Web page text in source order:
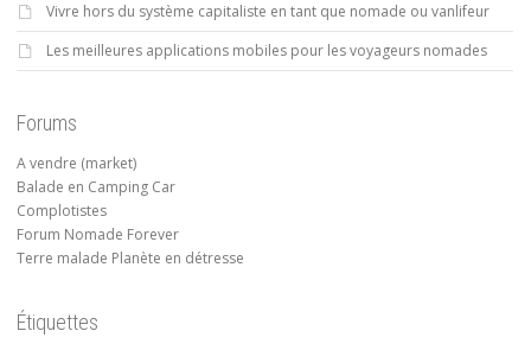
Vivre hors du système capitaliste en tant que nomade ou vanlifeur
Les meilleures applications mobiles pour les voyageurs nomades
Forums
A vendre (market)
Balade en Camping Car
Complotistes
Forum Nomade Forever
Terre malade Planète en détresse
Étiquettes